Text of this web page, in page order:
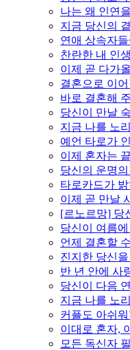
나는 왜 인연
지금 당신의
연애 상속자
찬란한 내 인
이제 곧 다가
결혼으로 이
바로 결혼해
당신이 만날
지금 나를 노
예언 타로가
이제 혼자는
당신의 운명
타로카드가
이제 곧 만날
[르노르망] 당
당신이 여름
언제 결혼할
진지한 당신
반 년 안에 사
당신이 다음
지금 나를 노
커플도 아쉬
이대로 혼자,
모든 독신자